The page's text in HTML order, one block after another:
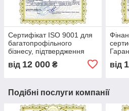
Сертифікат ISO 9001 для
багатопрофільного
бізнесу, підтвердження
управління якістю,
від 12 000 ₴ від
Подібні послуги компанії